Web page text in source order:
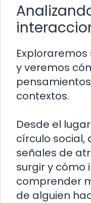
y veremos
contextos.
Desde el
círculo social,
señales de
surgir y
comprender
de alguien